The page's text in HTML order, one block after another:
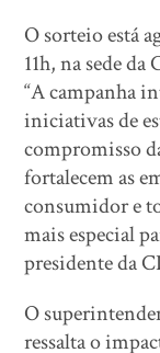
O sorteio está
11h, na sede
“A campanha
iniciativas de
compromisso
fortalecem as
consumidor e
mais especial
presidente da
O
ressalta o